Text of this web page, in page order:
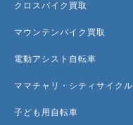
クロスバイク買取
マウンテンバイク買取
電動アシスト自転車
ママチャリ・シティサイクル
子ども用自転車